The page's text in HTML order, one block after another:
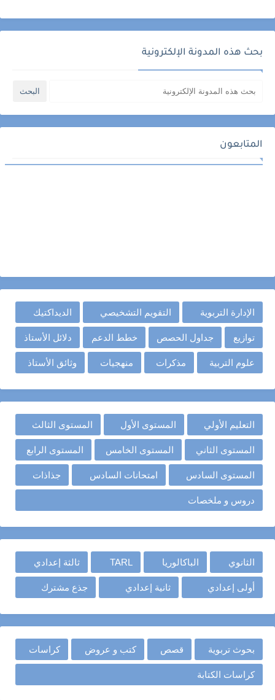
بحث هذه المدونة الإلكترونية
المتابعون
الإدارة التربوية التقويم التشخيصي الديداكتيك
توازيع جداول الحصص خطط الدعم دلائل الأستاذ
علوم التربية مذكرات منهجيات وثائق الأستاذ
التعليم الأولي المستوى الأول المستوى الثالث
المستوى الثاني المستوى الخامس المستوى الرابع
المستوى السادس امتحانات السادس جذاذات
دروس و ملخصات
الثانوي الباكالوريا TARL ثالثة إعدادي
أولى إعدادي ثانية إعدادي جذع مشترك
بحوث تربوية قصص كتب و عروض كراسات
كراسات الكتابة